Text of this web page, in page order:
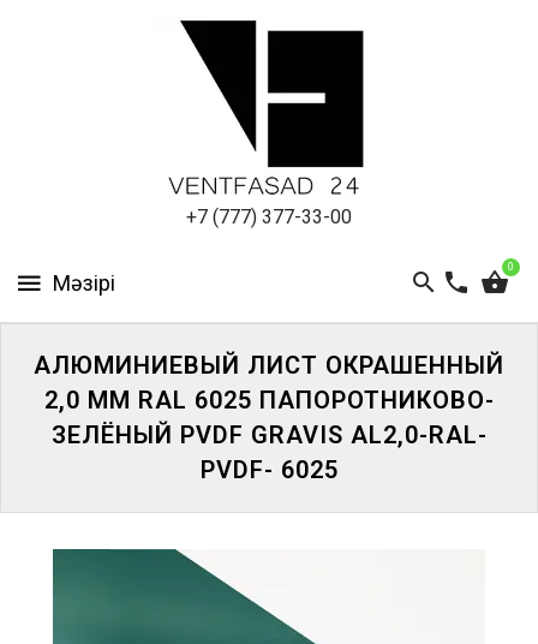
+7 (777) 377-33-00
0
ПАНЕЛИ
АЛЮМИНИЕВЫЙ ЛИСТ ОКРАШЕННЫЙ
2,0 ММ RAL 6025 ПАПОРОТНИКОВО-
ЗЕЛЁНЫЙ PVDF GRAVIS AL2,0-RAL-
PVDF- 6025